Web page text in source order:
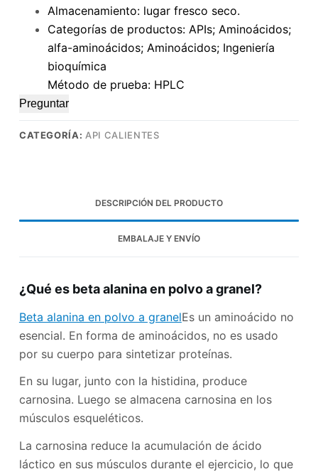
Almacenamiento: lugar fresco seco.
Categorías de productos: APIs; Aminoácidos;
alfa-aminoácidos; Aminoácidos; Ingeniería
bioquímica
Método de prueba: HPLC
Preguntar
CATEGORÍA: API CALIENTES
DESCRIPCIÓN DEL PRODUCTO
EMBALAJE Y ENVÍO
¿Qué es beta alanina en polvo a granel?
Beta alanina en polvo a granelEs un aminoácido no
esencial. En forma de aminoácidos, no es usado
por su cuerpo para sintetizar proteínas.
En su lugar, junto con la histidina, produce
carnosina. Luego se almacena carnosina en los
músculos esqueléticos.
La carnosina reduce la acumulación de ácido
láctico en sus músculos durante el ejercicio, lo que